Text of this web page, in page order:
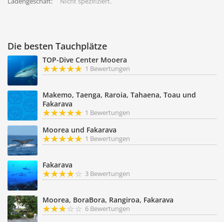
Die besten Tauchplätze
TOP-Dive Center Mooera
1 Bewertungen
Makemo, Taenga, Raroia, Tahaena, Toau und
Fakarava
1 Bewertungen
Moorea und Fakarava
1 Bewertungen
Fakarava
3 Bewertungen
Moorea, BoraBora, Rangiroa, Fakarava
6 Bewertungen